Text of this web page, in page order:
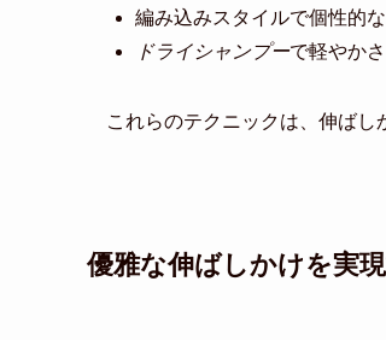
編み込みスタイルで個性的
ドライシャンプーで軽やか
これらのテクニックは、伸ばし
優雅な伸ばしかけを実